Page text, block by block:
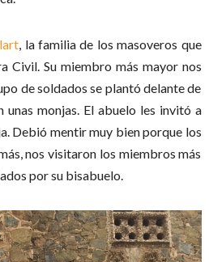
, la familia de los masoveros que
Civil. Su miembro más mayor nos
de soldados se plantó delante de
monjas. El abuelo les invitó a
Debió mentir muy bien porque los
nos visitaron los miembros más
por su bisabuelo.